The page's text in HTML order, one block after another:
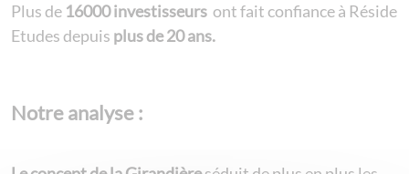
Plus de 16000 investisseurs ont fait confiance à Réside
Etudes depuis plus de 20 ans.
Notre analyse :